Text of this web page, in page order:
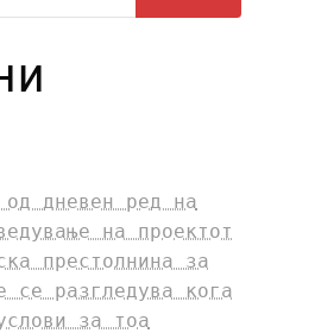
од дневен ред на
на проектот
престолнина за
се разгледува кога
за тоа